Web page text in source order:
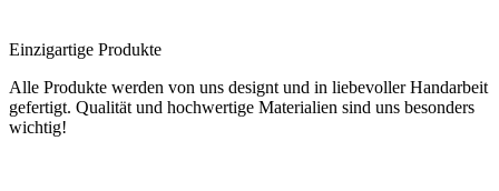
Einzigartige Produkte
Alle Produkte werden von uns designt und in liebevoller Handarbeit
gefertigt. Qualität und hochwertige Materialien sind uns besonders
wichtig!